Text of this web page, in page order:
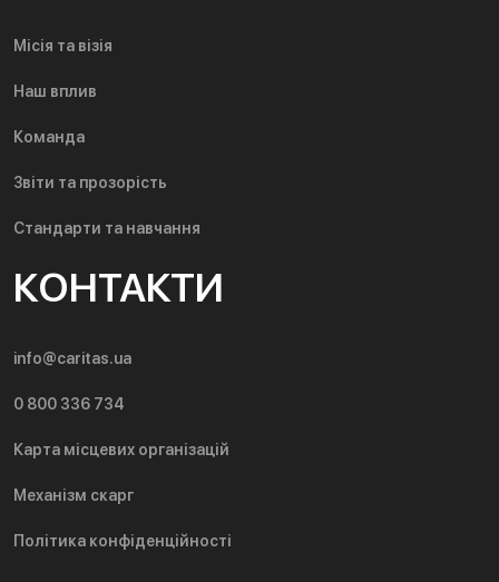
Місія та візія
Наш вплив
Команда
Звіти та прозорість
Стандарти та навчання
КОНТАКТИ
info@caritas.ua
0 800 336 734
Карта місцевих організацій
Механізм скарг
Політика конфіденційності